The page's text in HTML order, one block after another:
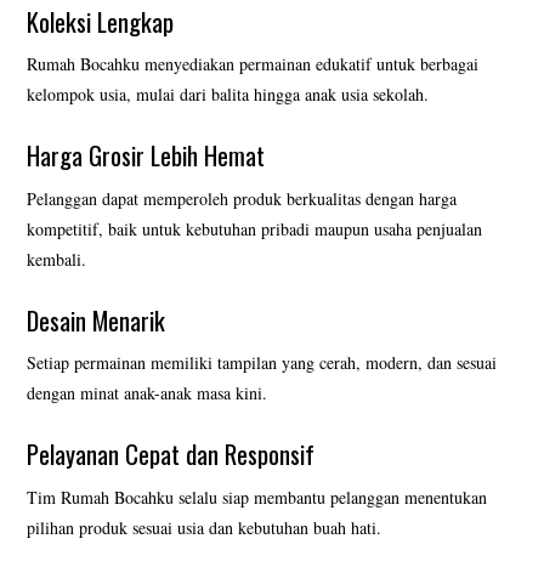
Koleksi Lengkap
Rumah Bocahku menyediakan permainan edukatif untuk berbagai
kelompok usia, mulai dari balita hingga anak usia sekolah.
Harga Grosir Lebih Hemat
Pelanggan dapat memperoleh produk berkualitas dengan harga
kompetitif, baik untuk kebutuhan pribadi maupun usaha penjualan
kembali.
Desain Menarik
Setiap permainan memiliki tampilan yang cerah, modern, dan sesuai
dengan minat anak-anak masa kini.
Pelayanan Cepat dan Responsif
Tim Rumah Bocahku selalu siap membantu pelanggan menentukan
pilihan produk sesuai usia dan kebutuhan buah hati.